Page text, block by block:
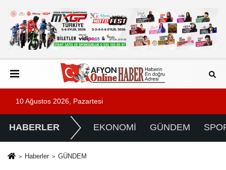
10 Ağustos 2026, Pazartesi
HABERLER EKONOMİ GÜNDEM
Haberler GÜNDEM